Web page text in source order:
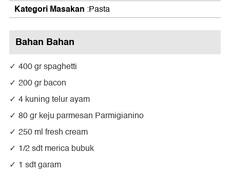
Kategori Masakan :Pasta
Bahan Bahan
400 gr spaghetti
200 gr bacon
4 kuning telur ayam
80 gr keju parmesan Parmigianino
250 ml fresh cream
1/2 sdt merica bubuk
1 sdt garam